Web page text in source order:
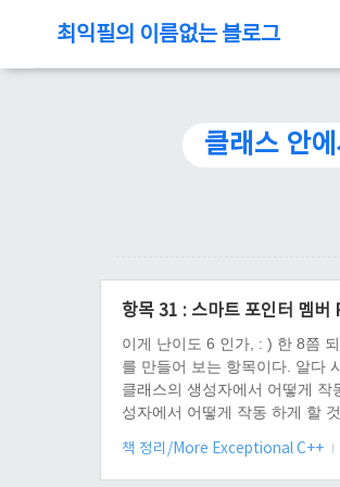
최익필의 이름없는 블로그
클래스 안
항목 31 : 스마트 포인터 멤
이게 난이도 6 인가, : ) 한 8쯤
를 만들어 보는 항목이다. 알다
클래스의 생성자에서 어떻게
성자에서 어떻게 작동 하게 할
정리 하려 하니 귀찮다. 왜냐하
책 정리/More Exceptional C++